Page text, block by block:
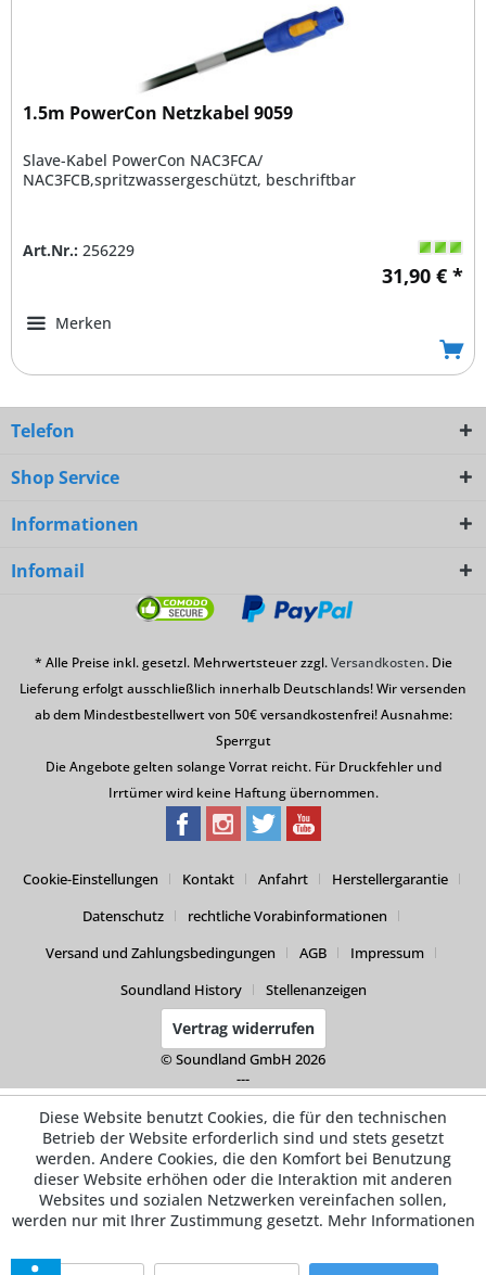
1.5m PowerCon Netzkabel 9059
Slave-Kabel PowerCon NAC3FCA/
NAC3FCB,spritzwassergeschützt, beschriftbar
Art.Nr.: 256229
31,90 € *
Merken
Telefon
Shop Service
Informationen
Infomail
* Alle Preise inkl. gesetzl. Mehrwertsteuer zzgl.Versandkosten. Die
Lieferung erfolgt ausschließlich innerhalb Deutschlands! Wir versenden
ab dem Mindestbestellwert von 50€ versandkostenfrei! Ausnahme:
Sperrgut
Die Angebote gelten solange Vorrat reicht. Für Druckfehler und
Irrtümer wird keine Haftung übernommen.
Cookie-Einstellungen Kontakt Anfahrt
Herstellergarantie
Datenschutz
rechtliche Vorabinformationen
Versand und Zahlungsbedingungen
AGB
Impressum
Soundland History
Stellenanzeigen
Vertrag widerrufen
© Soundland GmbH 2026
---
Diese Website benutzt Cookies, die für den technischen
Betrieb der Website erforderlich sind und stets gesetzt
werden. Andere Cookies, die den Komfort bei Benutzung
dieser Website erhöhen oder die Interaktion mit anderen
Websites und sozialen Netzwerken vereinfachen sollen,
werden nur mit Ihrer Zustimmung gesetzt. Mehr Informationen